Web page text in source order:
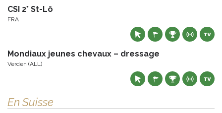
CSI 2* St-Lô
FRA
Mondiaux jeunes chevaux – dressage
Verden (ALL)
En Suisse